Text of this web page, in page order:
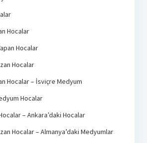
Hocalar
Hocalar
Hocalar
Hocalar – İsviçre Medyum
Hocalar
– Ankara’daki Hocalar
Hocalar – Almanya’daki Medyumlar